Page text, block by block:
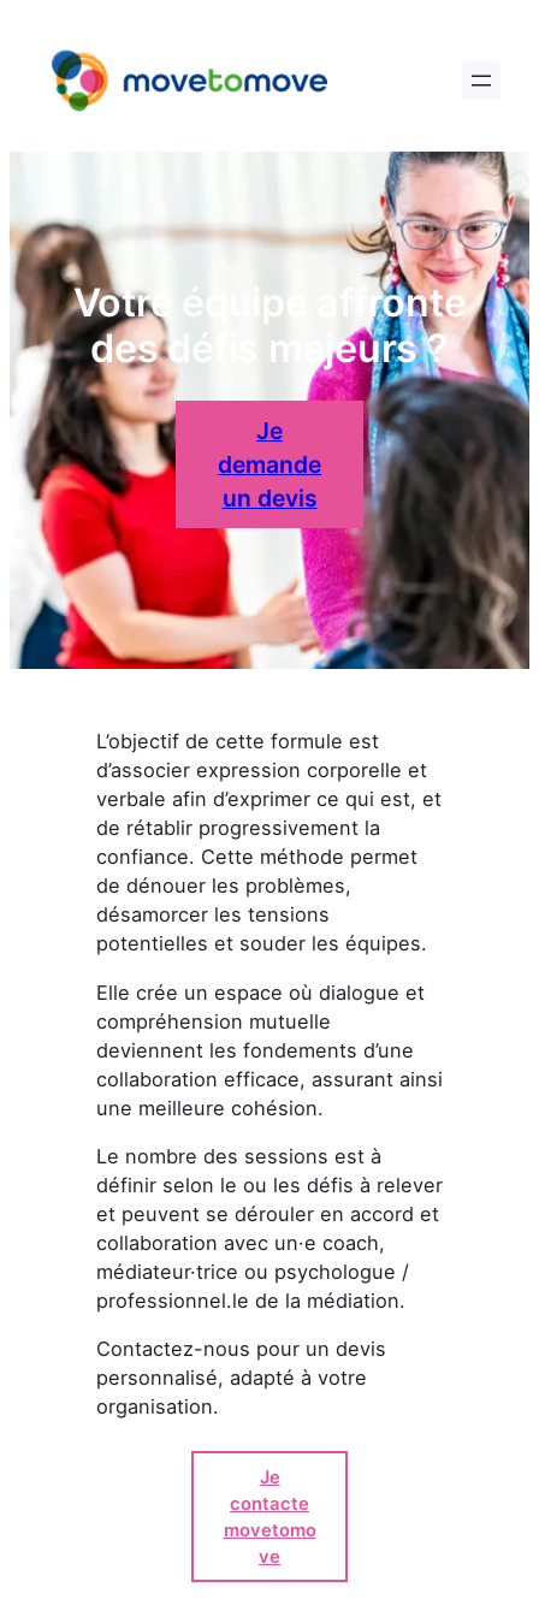
content
Votre équipe affronte
des défis majeurs ?
Je
demande
un devis
L’objectif de cette formule est
d’associer expression corporelle et
verbale afin d’exprimer ce qui est, et
de rétablir progressivement la
confiance. Cette méthode permet
de dénouer les problèmes,
désamorcer les tensions
potentielles et souder les équipes.
Elle crée un espace où dialogue et
compréhension mutuelle
deviennent les fondements d’une
collaboration efficace, assurant ainsi
une meilleure cohésion.
Le nombre des sessions est à
définir selon le ou les défis à relever
et peuvent se dérouler en accord et
collaboration avec un·e coach,
médiateur·trice ou psychologue /
professionnel.le de la médiation.
Contactez-nous pour un devis
personnalisé, adapté à votre
organisation.
Je
contacte
movetomo
ve